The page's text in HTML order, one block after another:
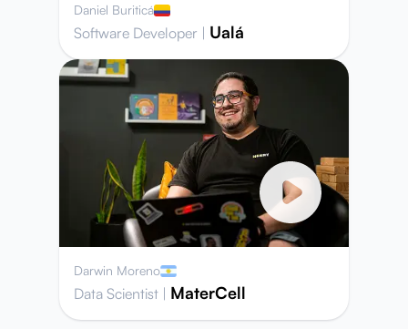
Daniel Buriticá
Software Developer | Ualá
Darwin Moreno
Data Scientist | MaterCell